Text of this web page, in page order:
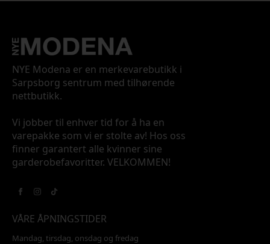
NYE Modena er en merkevarebutikk i
Sarpsborg sentrum med tilhørende
nettbutikk.
Vi jobber til enhver tid for å ha en
varepakke som vi er stolte av! Hos oss
finner garantert alle kvinner sine
garderobefavoritter. VELKOMMEN!
VÅRE ÅPNINGSTIDER
Mandag, tirsdag, onsdag og fredag